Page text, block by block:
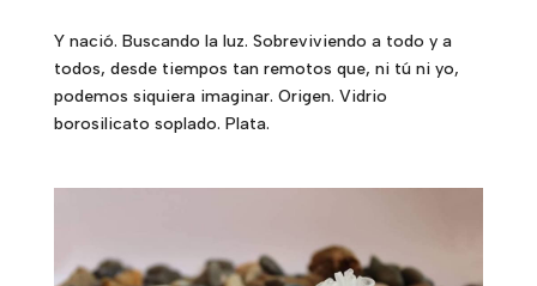
Y nació. Buscando la luz. Sobreviviendo a todo y a
todos, desde tiempos tan remotos que, ni tú ni yo,
podemos siquiera imaginar. Origen. Vidrio
borosilicato soplado. Plata.